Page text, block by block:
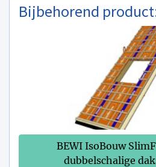
Bijbehorend
BEWI IsoBouw
dubbelschalige